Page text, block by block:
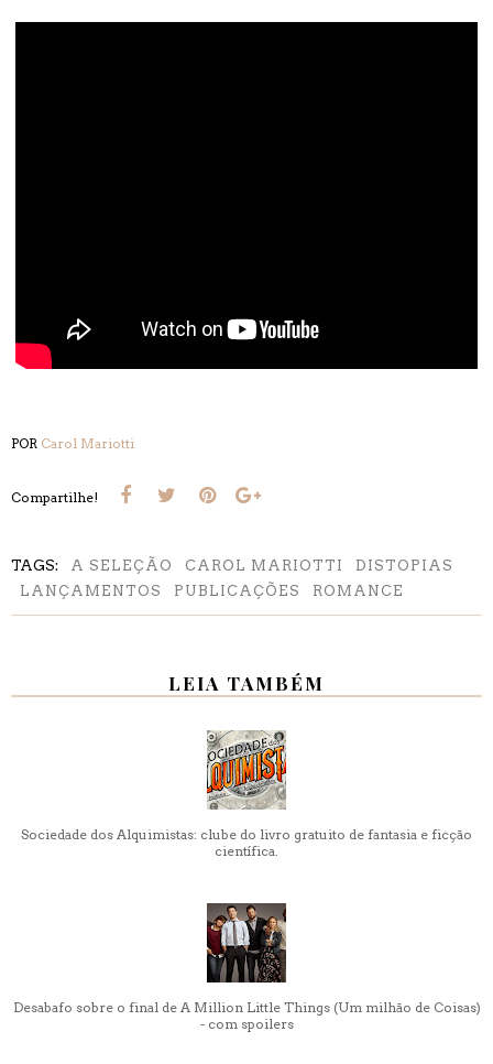
POR Carol Mariotti
Compartilhe!
TAGS: A SELEÇÃO CAROL MARIOTTI
DISTOPIAS
LANÇAMENTOS
PUBLICAÇÕES ROMANCE
LEIA TAMBÉM
Sociedade dos Alquimistas: clube do livro gratuito de fantasia e ficção
científica.
Desabafo sobre o final de A Million Little Things (Um milhão de Coisas)
- com spoilers